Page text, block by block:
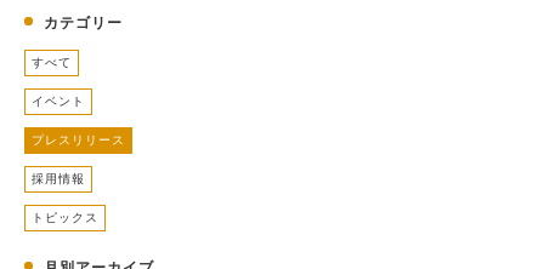
カテゴリー
すべて
イベント
プレスリリース
採用情報
トピックス